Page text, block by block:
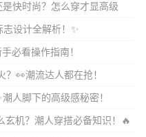
快时尚？怎么穿才显高级
设计全解析！✨
必看操作指南！
👀潮流达人都在抢！
人脚下的高级感秘密！
机？潮人穿搭必备知识！🔥